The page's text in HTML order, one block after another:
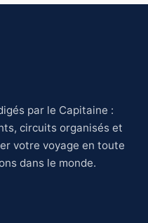
par le Capitaine :
circuits organisés et
votre voyage en toute
dans le monde.